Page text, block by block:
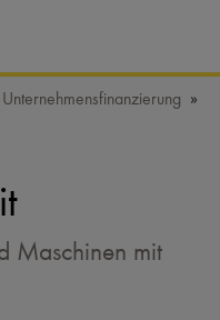
Unternehmensfinanzierung
Maschinen mit